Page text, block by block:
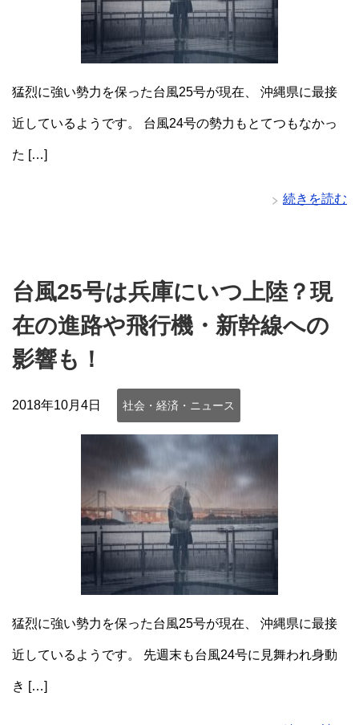
猛烈に強い勢力を保った台風25号が現在、 沖縄県に最接
近しているようです。 台風24号の勢力もとてつもなかっ
た […]
続きを読む
台風25号は兵庫にいつ上陸？現
在の進路や飛行機・新幹線への
影響も！
2018年10月4日 社会・経済・ニュース
猛烈に強い勢力を保った台風25号が現在、 沖縄県に最接
近しているようです。 先週末も台風24号に見舞われ身動
き […]